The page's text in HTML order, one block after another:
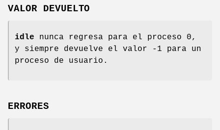
VALOR DEVUELTO
idle nunca regresa para el proceso 0,
y siempre devuelve el valor -1 para un
proceso de usuario.
ERRORES